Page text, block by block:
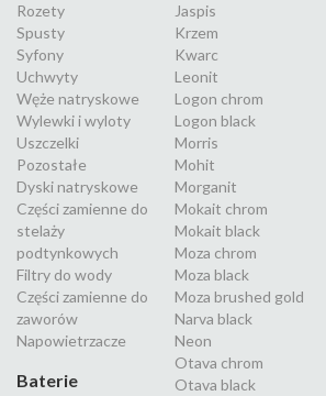
Rozety
Spusty
Syfony
Uchwyty
Węże natryskowe
Wylewki i wyloty
Uszczelki
Pozostałe
Dyski natryskowe
Części zamienne do
stelaży
podtynkowych
Filtry do wody
Części zamienne do
zaworów
Napowietrzacze
Baterie
Jaspis
Krzem
Kwarc
Leonit
Logon chrom
Logon black
Morris
Mohit
Morganit
Mokait chrom
Mokait black
Moza chrom
Moza black
Moza brushed gold
Narva black
Neon
Otava chrom
Otava black